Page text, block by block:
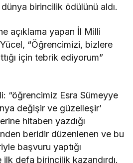
birincilik ödülünü aldı.
açıklama yapan İl Milli
“Öğrencimizi, bizlere
için tebrik ediyorum”
“öğrencimiz Esra Sümeyye
değişir ve güzelleşir’
hitaben yazdığı
beridir düzenlenen ve bu
başvuru yaptığı
defa birincilik kazandırdı.